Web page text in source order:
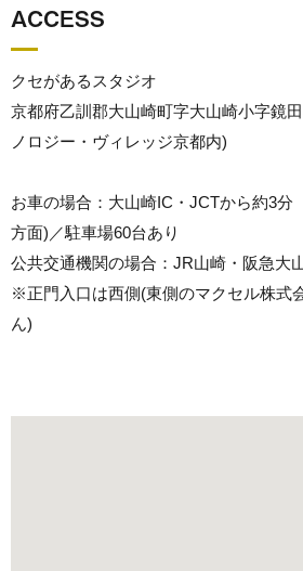
ACCESS
クセがあるスタジオ
京都府乙訓郡大山崎町字大山崎小字鏡
ノロジー・ヴィレッジ京都内)
お車の場合：大山崎IC・JCTから約3
方面)／駐車場60台あり
公共交通機関の場合：JR山崎・阪急大
※正門入口は西側(東側のマクセル株式
ん)